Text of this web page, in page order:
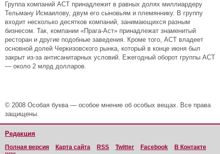
Группа компаний АСТ принадлежит в равных долях миллиардеру
Тельману Исмаилову, двум его сыновьям и племяннику. В группу
входит несколько десятков компаний, занимающихся разным
бизнесом. Так, компании «Прага-Аст» принадлежат знаменитый
ресторан и другие подобные заведения. Кроме того, АСТ владеет
основной долей Черкизовского рынка, который в конце июня был
закрыт из-за антисанитарных условий. Ежегодный оборот группы АСТ
— около 2 млрд долларов.
© 2008 Особая буква — особое мнение об особых вещах. Все права
защищены.
Редакция
Полная версия Карта сайта RSS Twitter Facebook
В Контакте